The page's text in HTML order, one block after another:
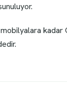
kadar